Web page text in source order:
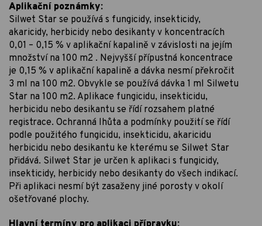
Aplikační poznámky:
Silwet Star se používá s fungicidy, insekticidy,
akaricidy, herbicidy nebo desikanty v koncentracích
0,01 – 0,15 % v aplikační kapalině v závislosti na jejím
množství na 100 m2 . Nejvyšší přípustná koncentrace
je 0,15 % v aplikační kapalině a dávka nesmí překročit
3 ml na 100 m2. Obvykle se používá dávka 1 ml Silwetu
Star na 100 m2. Aplikace fungicidu, insekticidu,
herbicidu nebo desikantu se řídí rozsahem platné
registrace. Ochranná lhůta a podmínky použití se řídí
podle použitého fungicidu, insekticidu, akaricidu
herbicidu nebo desikantu ke kterému se Silwet Star
přidává. Silwet Star je určen k aplikaci s fungicidy,
insekticidy, herbicidy nebo desikanty do všech indikací.
Při aplikaci nesmí být zasaženy jiné porosty v okolí
ošetřované plochy.